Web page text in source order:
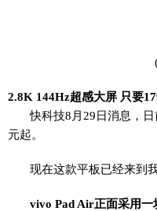
2.8K 144Hz超感大屏 只要
快科技8月29日消息，
元起。
现在这款平板已经来到
vivo Pad Air正面采用